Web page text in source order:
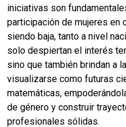
iniciativas son
participación de mujeres en
siendo baja, tanto a nivel
solo despiertan el interés
sino que también brindan a
visualizarse como futuras
matemáticas,
de género y construir
profesionales sólidas.